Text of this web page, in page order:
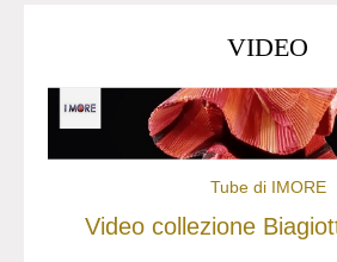
VIDEO
Tube di IMORE
Video collezione